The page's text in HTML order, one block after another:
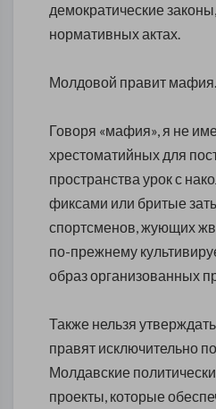
демократические
нормативных актах.
Молдовой правит мафия.
Говоря «мафия», я не
хрестоматийных для
пространства урок с
фиксами или бритые
спортсменов, жующих
по-прежнему
образ организованных
Также нельзя
правят исключительно
Молдавские
проекты, которые